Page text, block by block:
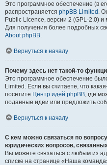
Это программное обеспечение (в
распространяется phpBB Limited .
Public Licence, версии 2 (GPL-2.0)
Для получения более подробных
About phpBB.
Вернуться к началу
Почему здесь нет такой-то
Это программное обеспечение
Limited. Если вы считаете, что
посетите Центр идей phpBB, где
поданные идеи или предложить
Вернуться к началу
С кем можно связаться по
юридических вопросов,
Вы можете связаться с любым из
списке на странице «Наша